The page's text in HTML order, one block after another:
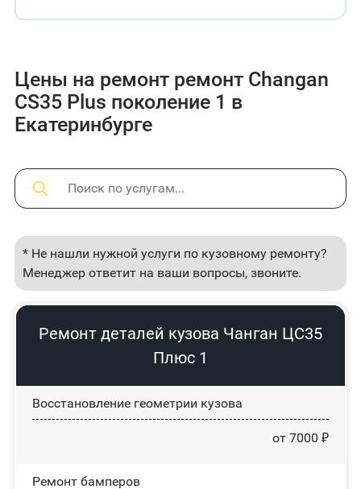
Цены на ремонт ремонт Changan
CS35 Plus поколение 1 в
Екатеринбурге
* Не нашли нужной услуги по кузовному ремонту?
Менеджер ответит на ваши вопросы, звоните.
Ремонт деталей кузова Чанган ЦС35
Плюс 1
Восстановление геометрии кузова
от 7000 ₽
Ремонт бамперов